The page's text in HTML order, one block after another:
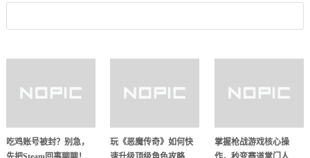
吃鸡账号被封？别急，
玩《恶魔传奇》如何快
掌握枪战游戏核心操